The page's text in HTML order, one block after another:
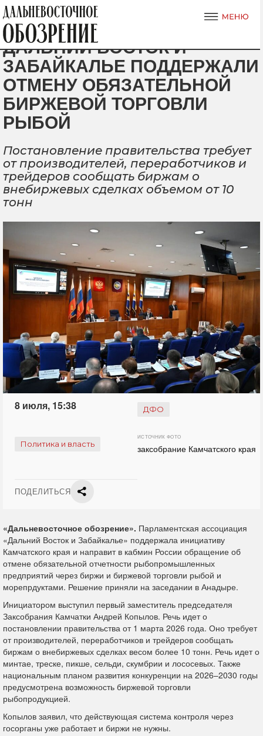
ДАЛЬНИЙ ВОСТОК И
ЗАБАЙКАЛЬЕ ПОДДЕРЖАЛИ
ОТМЕНУ ОБЯЗАТЕЛЬНОЙ
БИРЖЕВОЙ ТОРГОВЛИ
РЫБОЙ
Постановление правительства требует
от производителей, переработчиков и
трейдеров сообщать биржам о
внебиржевых сделках объемом от 10
тонн
8 июля, 15:38 ДФО
Политика и власть
ИСТОЧНИК ФОТО
заксобрание Камчатского края
ПОДЕЛИТЬСЯ
«Дальневосточное обозрение». Парламентская ассоциация
«Дальний Восток и Забайкалье» поддержала инициативу
Камчатского края и направит в кабмин России обращение об
отмене обязательной отчетности рыбопромышленных
предприятий через биржи и биржевой торговли рыбой и
морепрдуктами. Решение приняли на заседании в Анадыре.
Инициатором выступил первый заместитель председателя
Заксобрания Камчатки Андрей Копылов. Речь идет о
постановлении правительства от 1 марта 2026 года. Оно требует
от производителей, переработчиков и трейдеров сообщать
биржам о внебиржевых сделках весом более 10 тонн. Речь идет о
минтае, треске, пикше, сельди, скумбрии и лососевых. Также
национальным планом развития конкуренции на 2026–2030 годы
предусмотрена возможность биржевой торговли
рыбопродукцией.
Копылов заявил, что действующая система контроля через
госорганы уже работает и биржи не нужны.